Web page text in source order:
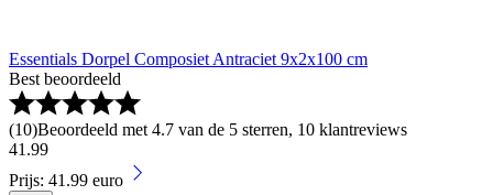
Essentials Dorpel Composiet Antraciet 9x2x100 cm
Best beoordeeld
(10)Beoordeeld met 4.7 van de 5 sterren, 10 klantreviews
41 .99
Prijs: 41.99 euro